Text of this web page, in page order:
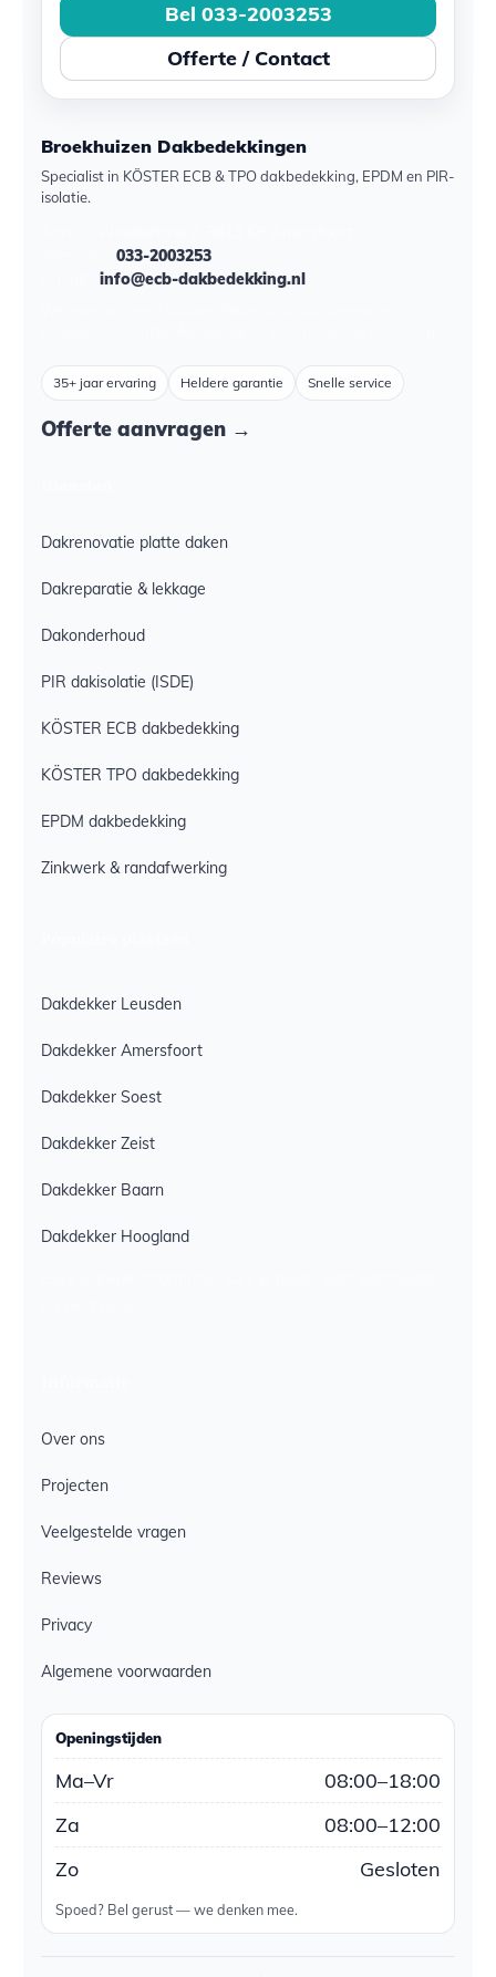
Bel 033-2003253
Offerte / Contact
Broekhuizen Dakbedekkingen
Specialist in KÖSTER ECB & TPO dakbedekking, EPDM en PIR-
isolatie.
033-2003253
info@ecb-dakbedekking.nl
35+ jaar ervaring Heldere garantie Snelle service
Offerte aanvragen →
Dakrenovatie platte daken
Dakreparatie & lekkage
Dakonderhoud
PIR dakisolatie (ISDE)
KÖSTER ECB dakbedekking
KÖSTER TPO dakbedekking
EPDM dakbedekking
Zinkwerk & randafwerking
Dakdekker Leusden
Dakdekker Amersfoort
Dakdekker Soest
Dakdekker Zeist
Dakdekker Baarn
Dakdekker Hoogland
Over ons
Projecten
Veelgestelde vragen
Reviews
Privacy
Algemene voorwaarden
Openingstijden
Ma–Vr
08:00–18:00
Za
08:00–12:00
Zo
Gesloten
Spoed? Bel gerust — we denken mee.